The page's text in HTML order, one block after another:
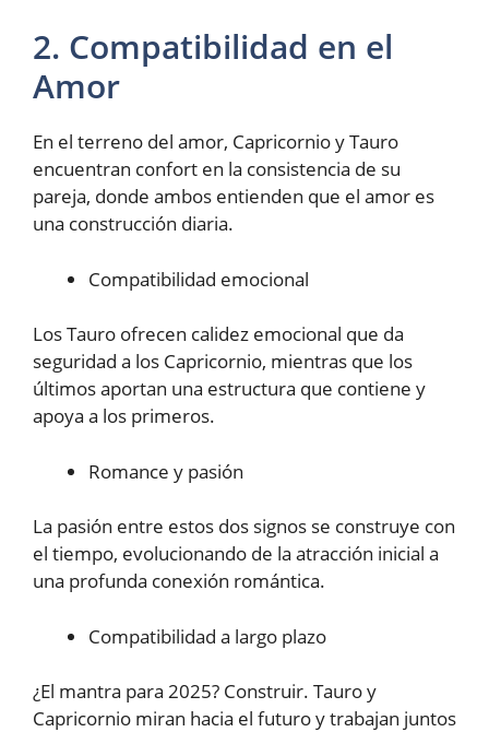
2. Compatibilidad en el
Amor
En el terreno del amor, Capricornio y Tauro
encuentran confort en la consistencia de su
pareja, donde ambos entienden que el amor es
una construcción diaria.
Compatibilidad emocional
Los Tauro ofrecen calidez emocional que da
seguridad a los Capricornio, mientras que los
últimos aportan una estructura que contiene y
apoya a los primeros.
Romance y pasión
La pasión entre estos dos signos se construye con
el tiempo, evolucionando de la atracción inicial a
una profunda conexión romántica.
Compatibilidad a largo plazo
¿El mantra para 2025? Construir. Tauro y
Capricornio miran hacia el futuro y trabajan juntos